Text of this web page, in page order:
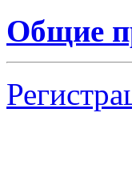
Общие